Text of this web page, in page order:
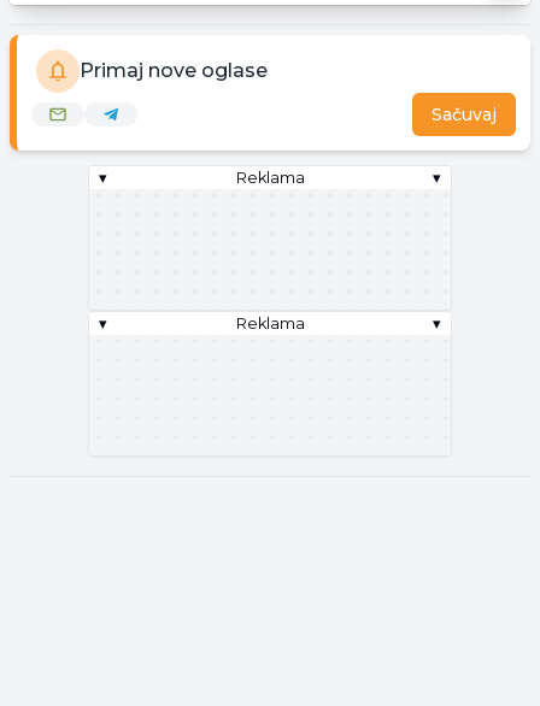
Primaj nove oglase
Sačuvaj
▾ Reklama ▾
▾ Reklama ▾